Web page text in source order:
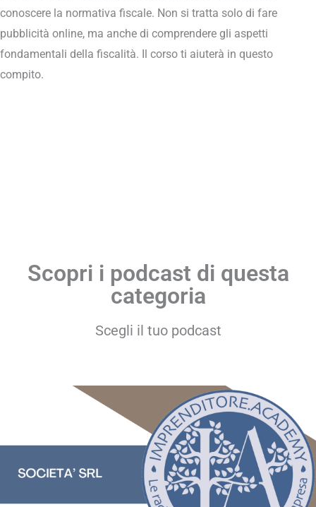
conoscere la normativa fiscale. Non si tratta solo di fare
pubblicità online, ma anche di comprendere gli aspetti
fondamentali della fiscalità. Il corso ti aiuterà in questo
compito.
Scopri i podcast di questa
categoria
Scegli il tuo podcast